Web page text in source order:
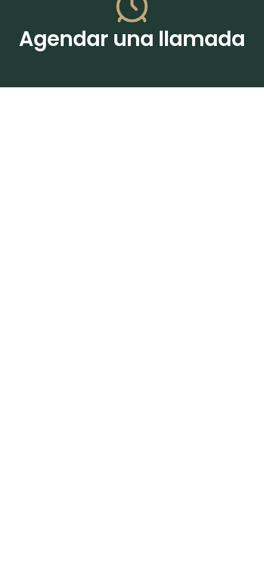
Agendar una llamada